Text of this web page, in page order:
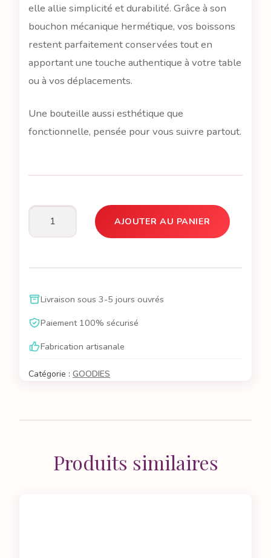
elle allie simplicité et durabilité. Grâce à son
bouchon mécanique hermétique, vos boissons
restent parfaitement conservées tout en
apportant une touche authentique à votre table
ou à vos déplacements.
Une bouteille aussi esthétique que
fonctionnelle, pensée pour vous suivre partout.
quantité
en
25cl
Atelier
Sirop
AJOUTER AU PANIER
Livraison sous 3-5 jours ouvrés
Paiement 100% sécurisé
Fabrication artisanale
Catégorie : GOODIES
Produits similaires